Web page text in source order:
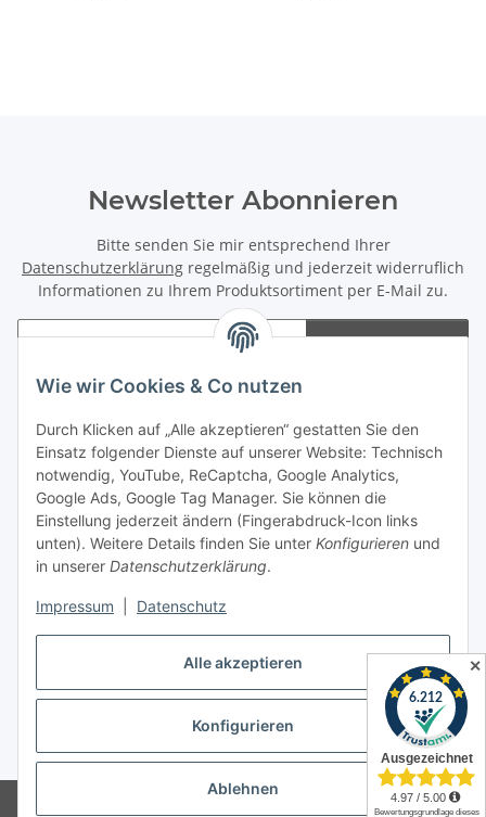
Alle akzeptieren
Konfigurieren
Ablehnen
Wie wir Cookies & Co nutzen
Durch Klicken auf „Alle akzeptieren“ gestatten Sie den
Einsatz folgender Dienste auf unserer Website: Technisch
notwendig, YouTube, ReCaptcha, Google Analytics,
Google Ads, Google Tag Manager. Sie können die
Einstellung jederzeit ändern (Fingerabdruck-Icon links
unten). Weitere Details finden Sie unter Konfigurieren und
in unserer Datenschutzerklärung.
Impressum Datenschutz
Newsletter Abonnieren
Bitte senden Sie mir entsprechend Ihrer
Datenschutzerklärung regelmäßig und jederzeit widerruflich
Informationen zu Ihrem Produktsortiment per E-Mail zu.
Abonnieren
Newsletter Abonnieren
Informationen
Gesetzliche Informationen
Spieletreffs in Jülich & Umgebung
* Alle Preise inkl. gesetzlicher USt., zzgl.Versand
Brettspiele
✕